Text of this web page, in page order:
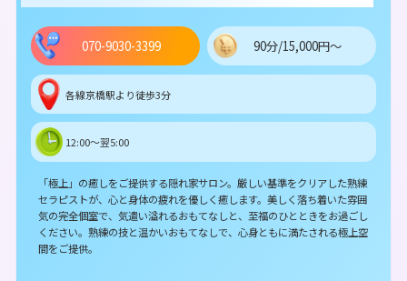
070-9030-3399 90分/15,000円～
各線京橋駅より徒歩3分
12:00～翌5:00
「極上」の癒しをご提供する隠れ家サロン。厳しい基準をクリアした熟練
セラピストが、心と身体の疲れを優しく癒します。美しく落ち着いた雰囲
気の完全個室で、気遣い溢れるおもてなしと、至福のひとときをお過ごし
ください。熟練の技と温かいおもてなしで、心身ともに満たされる極上空
間をご提供。